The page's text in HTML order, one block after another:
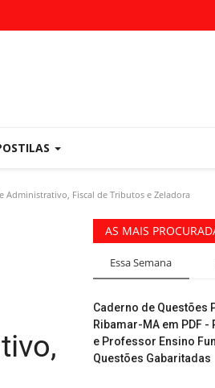
Administrativo, Fiscal de Tributos e Zeladora
AS MAIS
Essa Semana
Caderno de Questões
Ribamar-MA em PDF
e Professor Ensino
Questões Gabaritadas